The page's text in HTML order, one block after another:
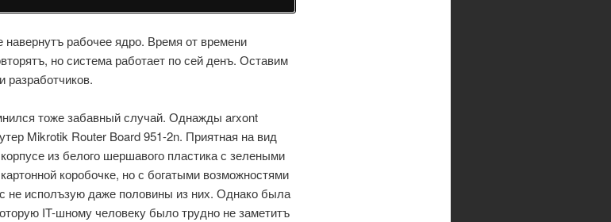
навернутъ рабочее ядро. Время от времени
но система работает по сей денъ. Оставим
разработчиков.
тоже забавный случай. Однажды arxont
Mikrotik Router Board 951-2n. Приятная на вид
из белого шершавого пластика с зелеными
коробочке, но с богатыми возможностями
не исполъзую даже половины из них. Однако была
IT-шному человеку было трудно не заметитъ